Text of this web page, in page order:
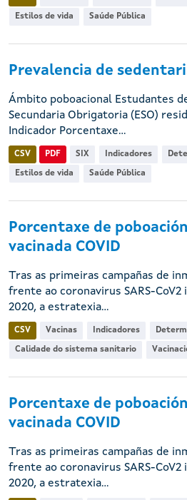
Estilos de vida Saúde Pública
Prevalencia de
Ámbito poboacional Estudantes
Secundaria Obrigatoria (ESO)
Indicador Porcentaxe...
CSV PDF SIX Indicadores
Estilos de vida Saúde Pública
Porcentaxe de
vacinada COVID
Tras as primeiras campañas de
frente ao coronavirus SARS-CoV2
2020, a estratexia...
CSV Vacinas Indicadores
Calidade do sistema sanitario
Porcentaxe de
vacinada COVID
Tras as primeiras campañas de
frente ao coronavirus SARS-CoV2
2020, a estratexia...